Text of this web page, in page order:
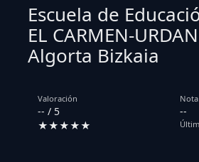
Escuela de
EL CARMEN-
Algorta Bizkaia
Valoración
-- / 5
★★★★★
--